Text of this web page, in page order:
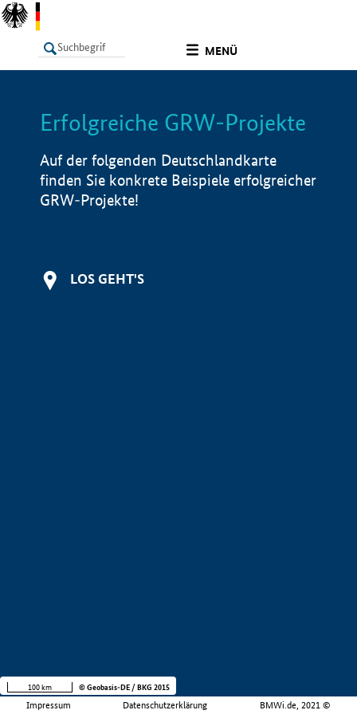
MENÜ
LISTE Info
Erfolgreiche GRW-Projekte
Auf der folgenden Deutschlandkarte
finden Sie konkrete Beispiele erfolgreicher
GRW-Projekte!
LOS GEHT'S
Impressum Datenschutzerklärung BMWi.de, 2021 ©
100 km © Geobasis-DE / BKG 2015